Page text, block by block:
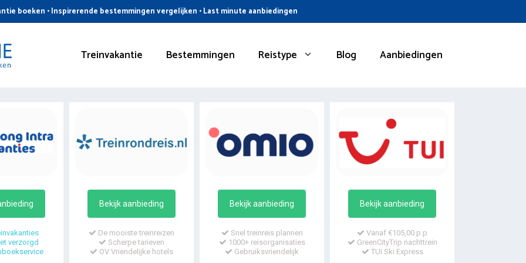
boeken • Inspirerende bestemmingen vergelijken • Last minute aanbiedingen
Treinvakantie Bestemmingen Reistype Blog Aanbiedingen
verzorgd
Bekijk aanbieding
De mooiste treinreizen
Scherpe tarieven
OV Vriendelijke hotels
Bekijk aanbieding
Snel treinreis plannen
1000+ reisorganisaties
Gebruiksvriendelijk
Bekijk aanbieding
Vanaf €105,00 p.p
GreenCityTrip nachttrein
TUI Ski Express